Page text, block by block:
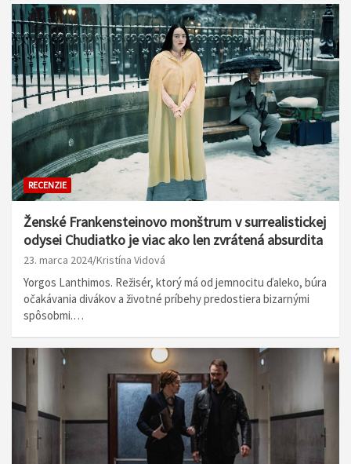
RECENZIE
Ženské Frankensteinovo monštrum v surrealistickej
odysei Chudiatko je viac ako len zvrátená absurdita
23. marca 2024 Kristína Vidová
Yorgos Lanthimos. Režisér, ktorý má od jemnocitu ďaleko, búra
očakávania divákov a životné príbehy predostiera bizarnými
spôsobmi.…